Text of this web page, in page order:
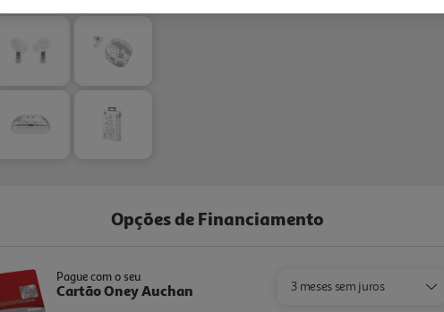
Opções de Financiamento
Pague com o seu
Cartão Oney Auchan 3 meses sem juros